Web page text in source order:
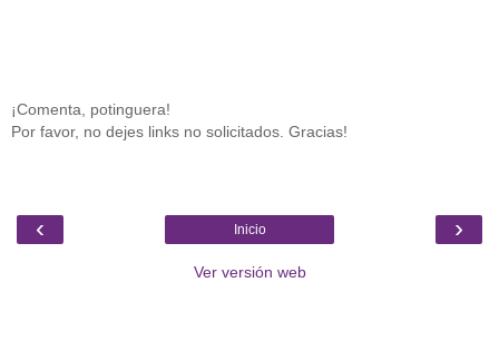
¡Comenta, potinguera!
Por favor, no dejes links no solicitados. Gracias!
‹ ›
Inicio
Ver versión web